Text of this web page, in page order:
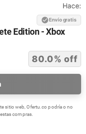
Hace:
Envío gratis
Edition - Xbox
80.0% off
sitio web, Ofertu.co podría o no
compras.